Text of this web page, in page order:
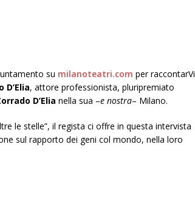
su milanoteatri.com per raccontarVi
D’Elia, attore professionista, pluripremiato
D’Elia nella sua –e nostra– Milano.
le stelle”, il regista ci offre in questa intervista
sul rapporto dei geni col mondo, nella loro